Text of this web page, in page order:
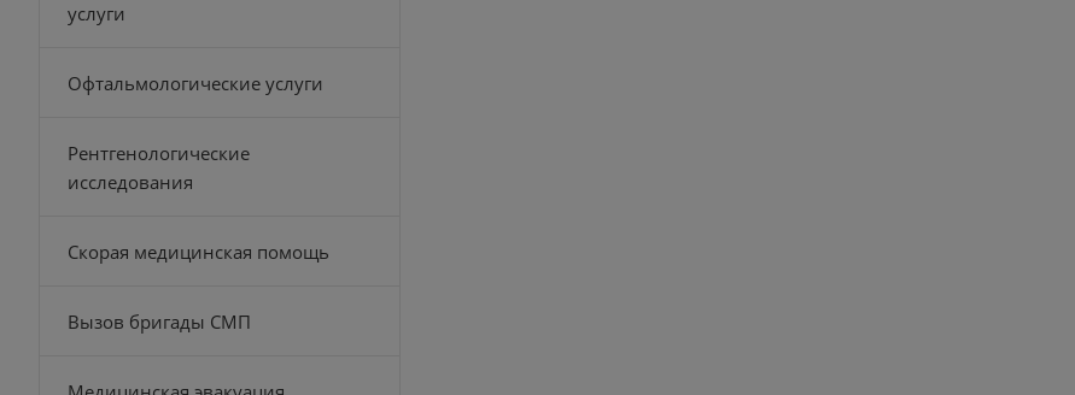
услуги
Офтальмологические услуги
Рентгенологические
исследования
Скорая медицинская помощь
Вызов бригады СМП